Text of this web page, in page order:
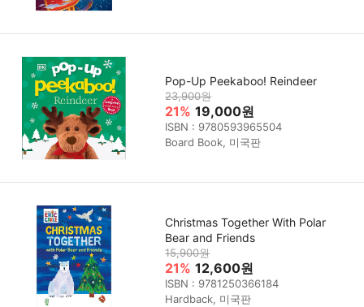
Pop-Up Peekaboo! Reindeer
23,900원
21% 19,000원
ISBN : 9780593965504
Board Book, 미국판
Christmas Together With Polar
Bear and Friends
15,900원
21% 12,600원
ISBN : 9781250366184
Hardback, 미국판